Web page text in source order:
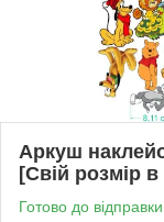
Аркуш
[Свій розмір
Готово до відправки